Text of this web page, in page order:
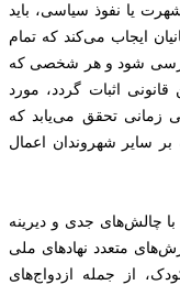
یا نفوذ سیاسی، باید
ایجاب می‌کند که تمام
شود و هر شخصی که
اثبات گردد، مورد
زمانی تحقق می‌یابد که
بر سایر شهروندان اعمال
با چالش‌های جدی و دیرینه
متعدد نهادهای ملی
از جمله ازدواج‌های